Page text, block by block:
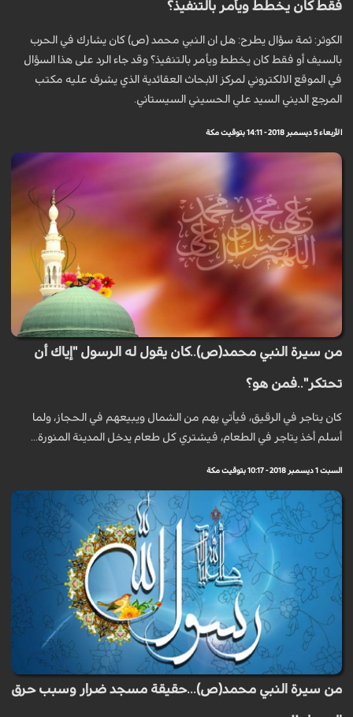
فقط كان يخطط ويأمر بالتنفيذ؟
الكوثر: ثمة سؤال يطرح: هل ان النبي محمد (ص) كان يشارك في الحرب
بالسيف أو فقط كان يخطط ويأمر بالتنفيذ؟ وقد جاء الرد على هذا السؤال
في الموقع الالكتروني لمركز الابحاث العقائدية الذي يشرف عليه مكتب
المرجع الديني السيد علي الحسيني السيستاني.
الأربعاء 5 ديسمبر 2018 - 14:11 بتوقيت مكة
من سيرة النبي محمد(ص)..كان يقول له الرسول "إياك أن
تحتكر"..فمن هو؟
كان يتاجر في الرقيق، فيأتي بهم من الشمال ويبيعهم في الحجاز، ولما
أسلم أخذ يتاجر في الطعام، فيشتري كل طعام يدخل المدينة المنورة...
السبت 1 ديسمبر 2018 - 10:17 بتوقيت مكة
من سيرة النبي محمد(ص)...حقيقة مسجد ضرار وسبب حرق